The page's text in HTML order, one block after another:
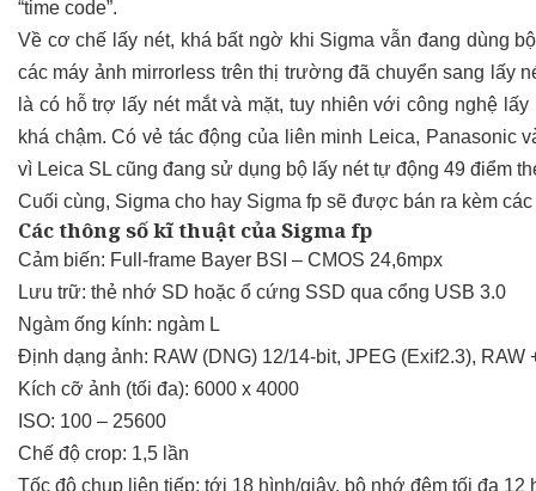
“time code”.
Về cơ chế lấy nét, khá bất ngờ khi Sigma vẫn đang dùng
các máy ảnh mirrorless trên thị trường đã chuyển sang lấy
là có hỗ trợ lấy nét mắt và mặt, tuy nhiên với công nghệ
khá chậm. Có vẻ tác động của liên minh Leica, Panasonic
vì Leica SL cũng đang sử dụng bộ lấy nét tự động 49 điểm
Cuối cùng, Sigma cho hay Sigma fp sẽ được bán ra kèm
Các thông số kĩ thuật của Sigma fp
Cảm biến: Full-frame Bayer BSI – CMOS 24,6mpx
Lưu trữ: thẻ nhớ SD hoặc ổ cứng SSD qua cổng USB 3.0
Ngàm ống kính: ngàm L
Định dạng ảnh: RAW (DNG) 12/14-bit, JPEG (Exif2.3), RAW
Kích cỡ ảnh (tối đa): 6000 x 4000
ISO: 100 – 25600
Chế độ crop: 1,5 lần
Tốc độ chụp liên tiếp: tới 18 hình/giây, bộ nhớ đệm tối đa 12